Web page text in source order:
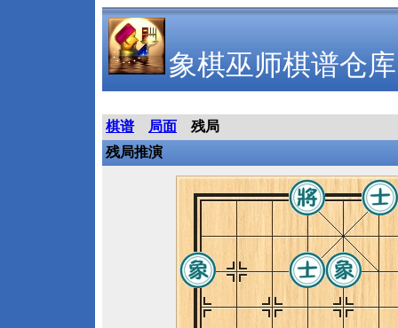
象棋巫师棋谱仓库
棋谱 局面
残局
残局推演